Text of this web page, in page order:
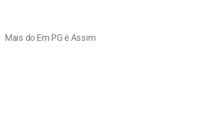
Mais do Em PG é Assim